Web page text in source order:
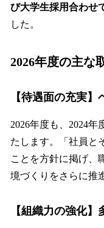
び大学生採用合わせ
した。
2026年度の主な
【待遇面の充実
2026年度も、2024
たします。「社員と
ことを方針に掲げ、
境づくりをさらに推
【組織力の強化